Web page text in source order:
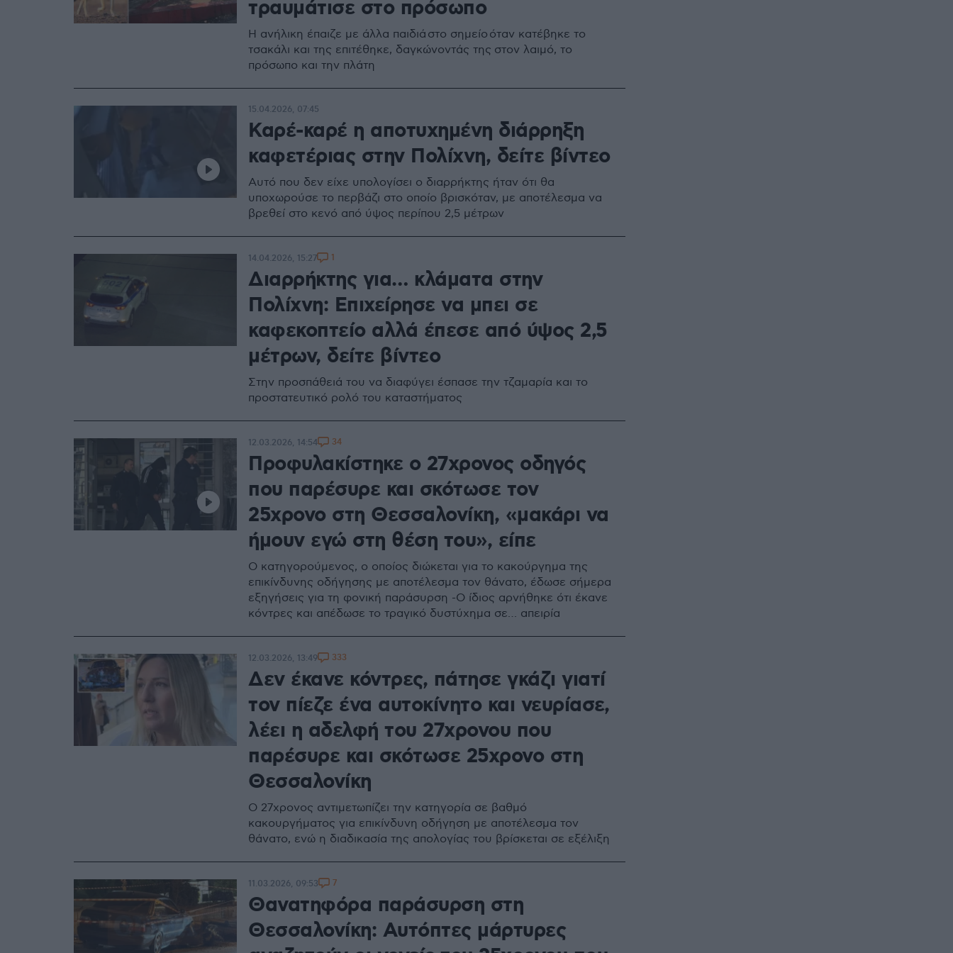
τραυμάτισε στο πρόσωπο
Η ανήλικη έπαιζε με άλλα παιδιά στο σημείο όταν κατέβηκε το
τσακάλι και της επιτέθηκε, δαγκώνοντάς της στον λαιμό, το
πρόσωπο και την πλάτη
Καρέ-καρέ η αποτυχημένη διάρρηξη
καφετέριας στην Πολίχνη, δείτε βίντεο
Αυτό που δεν είχε υπολογίσει ο διαρρήκτης ήταν ότι θα
υποχωρούσε το περβάζι στο οποίο βρισκόταν, με αποτέλεσμα να
βρεθεί στο κενό από ύψος περίπου 2,5 μέτρων
15.04.2026, 07:45
Διαρρήκτης για… κλάματα στην
Πολίχνη: Επιχείρησε να μπει σε
καφεκοπτείο αλλά έπεσε από ύψος 2,5
μέτρων, δείτε βίντεο
Στην προσπάθειά του να διαφύγει έσπασε την τζαμαρία και το
προστατευτικό ρολό του καταστήματος
14.04.2026, 15:27 1
Προφυλακίστηκε ο 27χρονος οδηγός
που παρέσυρε και σκότωσε τον
25χρονο στη Θεσσαλονίκη, «μακάρι να
ήμουν εγώ στη θέση του», είπε
Ο κατηγορούμενος, ο οποίος διώκεται για το κακούργημα της
επικίνδυνης οδήγησης με αποτέλεσμα τον θάνατο, έδωσε σήμερα
εξηγήσεις για τη φονική παράσυρση -Ο ίδιος αρνήθηκε ότι έκανε
κόντρες και απέδωσε το τραγικό δυστύχημα σε… απειρία
12.03.2026, 14:54 34
Δεν έκανε κόντρες, πάτησε γκάζι γιατί
τον πίεζε ένα αυτοκίνητο και νευρίασε,
λέει η αδελφή του 27χρονου που
παρέσυρε και σκότωσε 25χρονο στη
Θεσσαλονίκη
Ο 27χρονος αντιμετωπίζει την κατηγορία σε βαθμό
κακουργήματος για επικίνδυνη οδήγηση με αποτέλεσμα τον
θάνατο, ενώ η διαδικασία της απολογίας του βρίσκεται σε εξέλιξη
12.03.2026, 13:49 333
Θανατηφόρα παράσυρση στη
Θεσσαλονίκη: Αυτόπτες μάρτυρες
11.03.2026, 09:53 7